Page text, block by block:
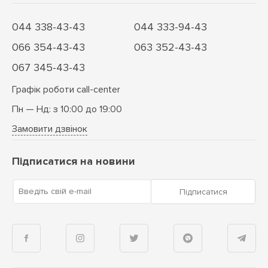
044 338-43-43
044 333-94-43
066 354-43-43
063 352-43-43
067 345-43-43
Графік роботи call-center
Пн — Нд: з 10:00 до 19:00
Замовити дзвінок
Підписатися на новини
Введіть свій e-mail Підписатися